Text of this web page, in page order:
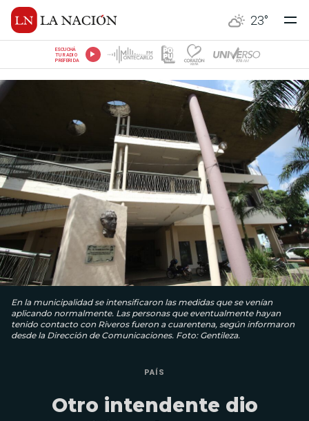
23°
ESCUCHÁ
TU RADIO
PREFERIDA
En la municipalidad se intensificaron las medidas que se venían
aplicando normalmente. Las personas que eventualmente hayan
tenido contacto con Riveros fueron a cuarentena, según informaron
desde la Dirección de Comunicaciones. Foto: Gentileza.
PAÍS
Otro intendente dio